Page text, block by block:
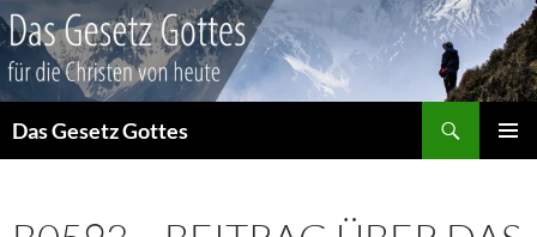
Das Gesetz Gottes